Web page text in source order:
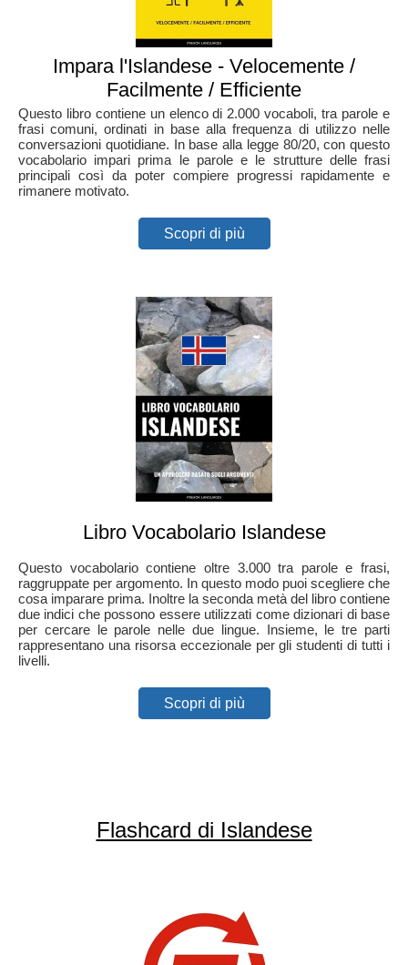
Impara l'Islandese - Velocemente /
Facilmente / Efficiente
Questo libro contiene un elenco di 2.000 vocaboli, tra parole e
frasi comuni, ordinati in base alla frequenza di utilizzo nelle
conversazioni quotidiane. In base alla legge 80/20, con questo
vocabolario impari prima le parole e le strutture delle frasi
principali così da poter compiere progressi rapidamente e
rimanere motivato.
Scopri di più
Libro Vocabolario Islandese
Questo vocabolario contiene oltre 3.000 tra parole e frasi,
raggruppate per argomento. In questo modo puoi scegliere che
cosa imparare prima. Inoltre la seconda metà del libro contiene
due indici che possono essere utilizzati come dizionari di base
per cercare le parole nelle due lingue. Insieme, le tre parti
rappresentano una risorsa eccezionale per gli studenti di tutti i
livelli.
Scopri di più
Flashcard di Islandese